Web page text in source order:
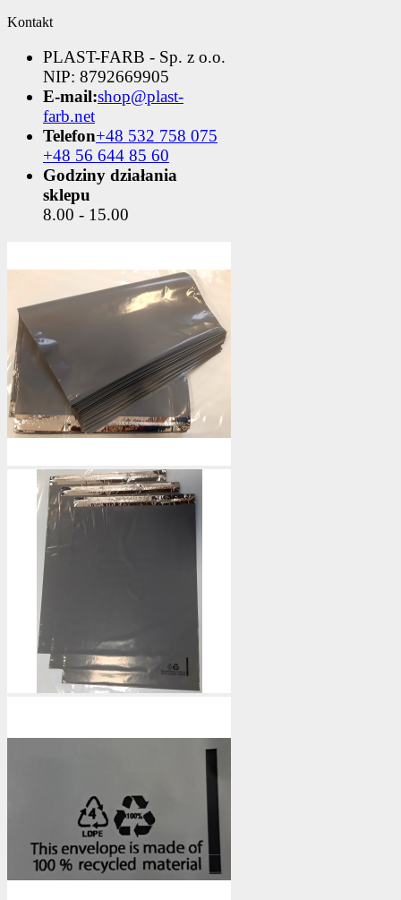
Kontakt
PLAST-FARB - Sp. z o.o.
NIP: 8792669905
E-mail:shop@plast-
farb.net
Telefon+48 532 758 075
+48 56 644 85 60
Godziny działania
sklepu
8.00 - 15.00